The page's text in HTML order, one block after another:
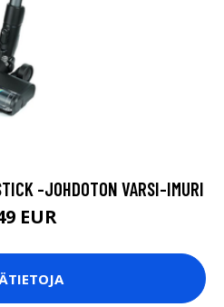
-JOHDOTON VARSI-IMURI
EUR